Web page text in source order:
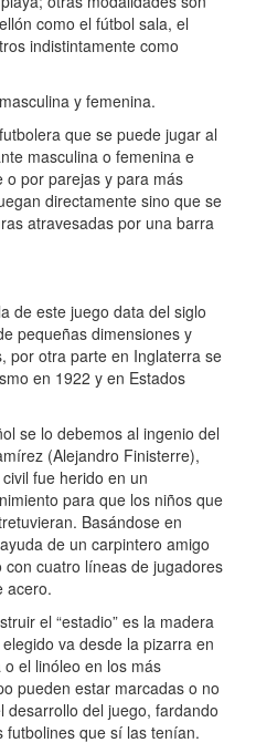
como el fútbol sala, el
indistintamente como
y femenina.
que se puede jugar al
masculina o femenina e
o por parejas y para más
directamente sino que se
atravesadas por una barra
de este juego data del siglo
pequeñas dimensiones y
por otra parte en Inglaterra se
en 1922 y en Estados
se lo debemos al ingenio del
(Alejandro Finisterre),
fue herido en un
para que los niños que
Basándose en
de un carpintero amigo
cuatro líneas de jugadores
acero.
el “estadio” es la madera
va desde la pizarra en
el linóleo en los más
pueden estar marcadas o no
desarrollo del juego, fardando
futbolines que sí las tenían.